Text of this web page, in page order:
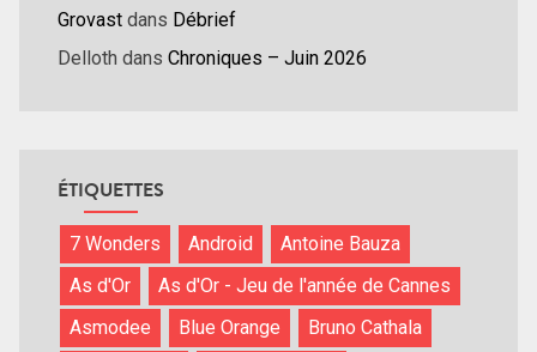
Grovast dans Débrief
Delloth dans Chroniques – Juin 2026
ÉTIQUETTES
7 Wonders Android
Antoine Bauza
As d'Or
As d'Or - Jeu de l'année de Cannes
Asmodee
Blue Orange
Bruno Cathala